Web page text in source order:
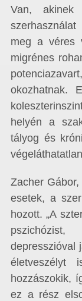
Van,
meg a véres
migrénes
okozhatnak.
helyén a
tályog és
Zacher
esetek, a
hozott. „A
pszichózist,
depresszióval
életveszélyt
hozzászokik,
ez a rész